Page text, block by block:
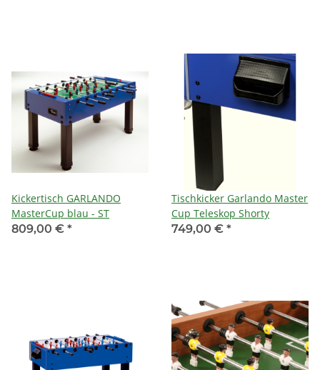
Kickertisch GARLANDO
MasterCup blau - ST
809,00 € *
Tischkicker Garlando Master
Cup Teleskop Shorty
749,00 € *